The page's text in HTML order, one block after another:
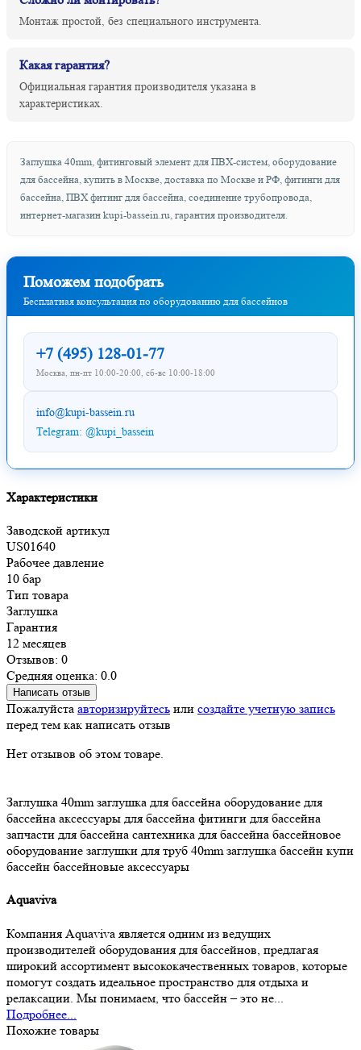
Монтаж простой, без специального инструмента.
Какая гарантия?
Официальная гарантия производителя указана в
характеристиках.
Заглушка 40mm, фитинговый элемент для ПВХ-систем, оборудование
для бассейна, купить в Москве, доставка по Москве и РФ, фитинги для
бассейна, ПВХ фитинг для бассейна, соединение трубопровода,
интернет-магазин kupi-bassein.ru, гарантия производителя.
Поможем подобрать
Бесплатная консультация по оборудованию для бассейнов
+7 (495) 128-01-77
Москва, пн-пт 10:00-20:00, сб-вс 10:00-18:00
info@kupi-bassein.ru
Telegram: @kupi_bassein
Характеристики
Заводской артикул
US01640
Рабочее давление
10 бар
Тип товара
Заглушка
Гарантия
12 месяцев
Отзывов: 0
Средняя оценка: 0.0
Написать отзыв
Пожалуйста авторизируйтесь или создайте учетную запись
перед тем как написать отзыв
Нет отзывов об этом товаре.
Заглушка 40mm заглушка для бассейна оборудование для
бассейна аксессуары для бассейна фитинги для бассейна
запчасти для бассейна сантехника для бассейна бассейновое
оборудование заглушки для труб 40mm заглушка бассейн купи
бассейн бассейновые аксессуары
Aquaviva
Компания Aquaviva является одним из ведущих
производителей оборудования для бассейнов, предлагая
широкий ассортимент высококачественных товаров, которые
помогут создать идеальное пространство для отдыха и
релаксации. Мы понимаем, что бассейн – это не...
Подробнее...
Похожие товары